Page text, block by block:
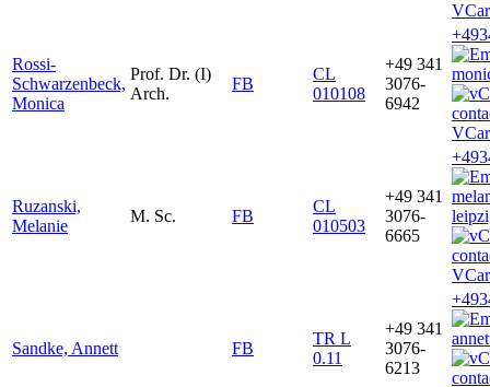
Rossi-
Schwarzenbeck,
Monica
Prof. Dr. (I)
Arch.
FB
CL
010108
+49 341
3076-
6942
Ruzanski,
Melanie
M. Sc. FB
CL
010503
+49 341
3076-
6665
Sandke, Annett FB
TR L
0.11
+49 341
3076-
6213